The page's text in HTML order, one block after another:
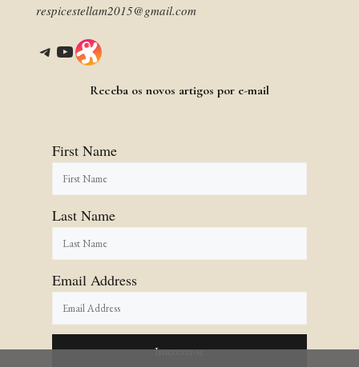
respicestellam2015@gmail.com
Telegram YouTube Link
Receba os novos artigos por e-mail
First Name
Last Name
Email Address